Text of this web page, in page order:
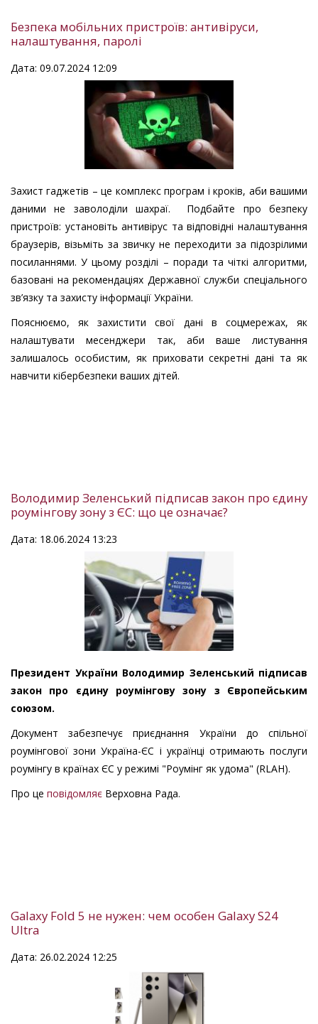
Безпека мобільних пристроїв: антивіруси,
налаштування, паролі
Дата: 09.07.2024 12:09
Захист гаджетів – це комплекс програм і кроків, аби вашими
даними не заволоділи шахраї. Подбайте про безпеку
пристроїв: установіть антивірус та відповідні налаштування
браузерів, візьміть за звичку не переходити за підозрілими
посиланнями. У цьому розділі – поради та чіткі алгоритми,
базовані на рекомендаціях Державної служби спеціального
зв’язку та захисту інформації України.
Пояснюємо, як захистити свої дані в соцмережах, як
налаштувати месенджери так, аби ваше листування
залишалось особистим, як приховати секретні дані та як
навчити кібербезпеки ваших дітей.
Володимир Зеленський підписав закон про єдину
роумінгову зону з ЄС: що це означає?
Дата: 18.06.2024 13:23
Президент України Володимир Зеленський підписав
закон про єдину роумінгову зону з Європейським
союзом.
Документ забезпечує приєднання України до спільної
роумінгової зони Україна-ЄС і українці отримають послуги
роумінгу в країнах ЄС у режимі "Роумінг як удома" (RLAH).
Про це повідомляє Верховна Рада.
Galaxy Fold 5 не нужен: чем особен Galaxy S24
Ultra
Дата: 26.02.2024 12:25